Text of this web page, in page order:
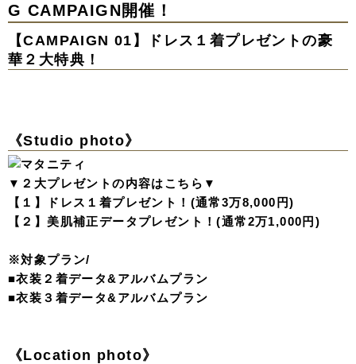
G CAMPAIGN開催！
【CAMPAIGN 01】ドレス１着プレゼントの豪
華２大特典！
《Studio photo》
▼２大プレゼントの内容はこちら▼
【１】ドレス１着プレゼント！(通常3万8,000円)
【２】美肌補正データプレゼント！(通常2万1,000円)
※対象プラン/
■衣装２着データ&アルバムプラン
■衣装３着データ&アルバムプラン
《Location photo》